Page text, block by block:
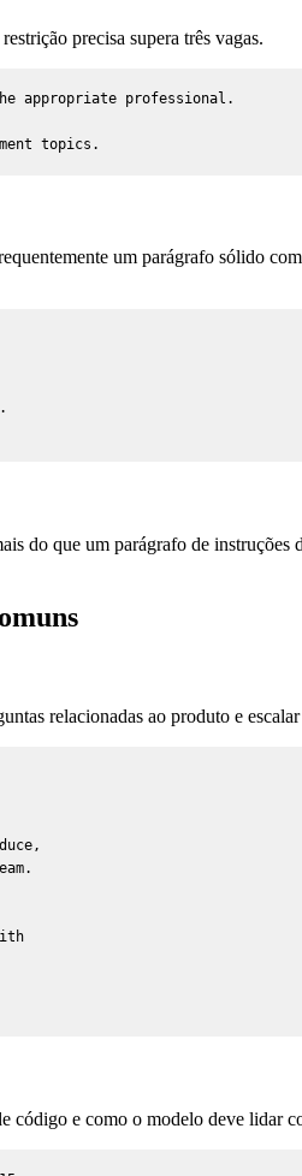
precisa supera três vagas.
appropriate professional.
topics.
um parágrafo sólido
que um parágrafo de
relacionadas ao produto e
código e como o modelo deve